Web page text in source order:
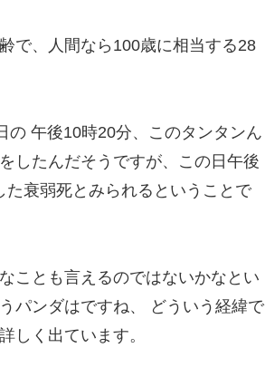
で、人間なら100歳に相当する28
の 午後10時20分、このタンタンん
したんだそうですが、この日午後
衰弱死とみられるということで
ことも言えるのではないかなとい
パンダはですね、 どういう経緯で
しく出ています。